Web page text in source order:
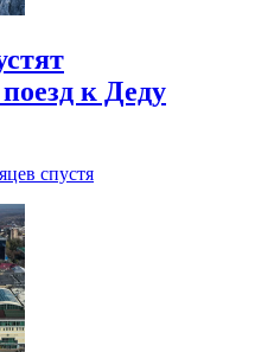
к Деду
спустя